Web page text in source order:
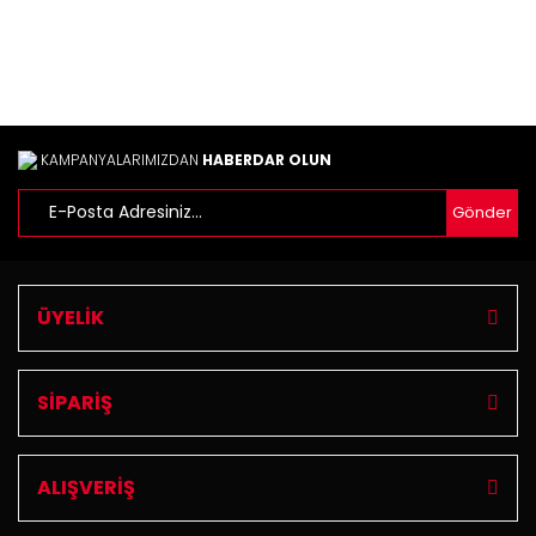
KAMPANYALARIMIZDAN HABERDAR OLUN
Gönder
ÜYELİK
SİPARİŞ
ALIŞVERİŞ